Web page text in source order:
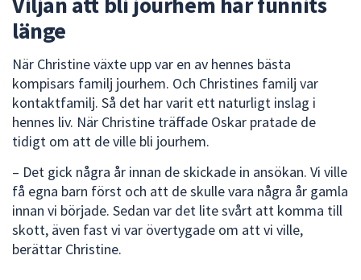
länge
När Christine växte upp var en av hennes bästa
kompisars familj jourhem. Och Christines familj var
kontaktfamilj. Så det har varit ett naturligt inslag i
hennes liv. När Christine träffade Oskar pratade de
tidigt om att de ville bli jourhem.
– Det gick några år innan de skickade in ansökan. Vi ville
få egna barn först och att de skulle vara några år gamla
innan vi började. Sedan var det lite svårt att komma till
skott, även fast vi var övertygade om att vi ville,
berättar Christine.